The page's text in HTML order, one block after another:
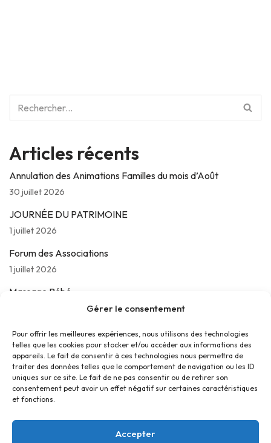
Gérer le consentement
Pour offrir les meilleures expériences, nous utilisons des technologies
telles que les cookies pour stocker et/ou accéder aux informations des
appareils. Le fait de consentir à ces technologies nous permettra de
traiter des données telles que le comportement de navigation ou les ID
uniques sur ce site. Le fait de ne pas consentir ou de retirer son
consentement peut avoir un effet négatif sur certaines caractéristiques
et fonctions.
Accepter
Articles récents
Annulation des Animations Familles du mois d’Août
30 juillet 2026
JOURNÉE DU PATRIMOINE
1 juillet 2026
Forum des Associations
1 juillet 2026
Massage Bébé
Les jeudis de La Parolière
16 juin 2026